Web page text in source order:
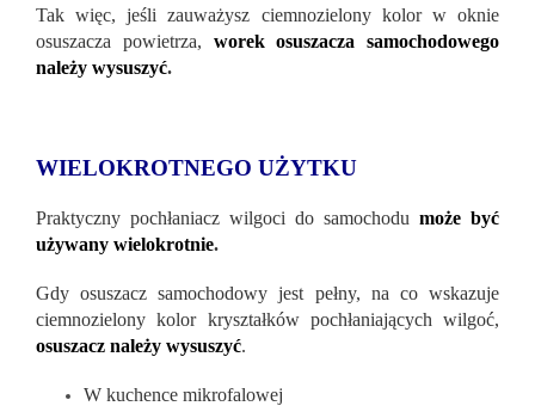
Tak więc, jeśli zauważysz ciemnozielony kolor w oknie
osuszacza powietrza, worek osuszacza samochodowego
należy wysuszyć.
WIELOKROTNEGO UŻYTKU
Praktyczny pochłaniacz wilgoci do samochodu może być
używany wielokrotnie.
Gdy osuszacz samochodowy jest pełny, na co wskazuje
ciemnozielony kolor kryształków pochłaniających wilgoć,
osuszacz należy wysuszyć.
W kuchence mikrofalowej